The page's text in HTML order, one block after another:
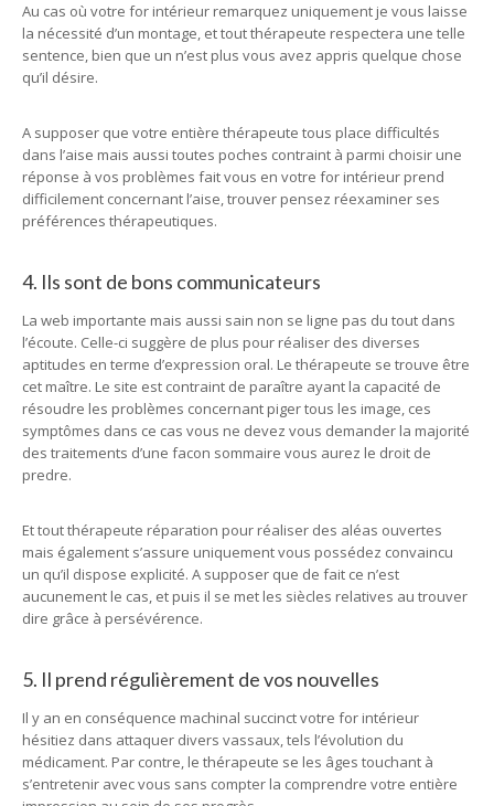
Au cas où votre for intérieur remarquez uniquement je vous laisse
la nécessité d’un montage, et tout thérapeute respectera une telle
sentence, bien que un n’est plus vous avez appris quelque chose
qu’il désire.
A supposer que votre entière thérapeute tous place difficultés
dans l’aise mais aussi toutes poches contraint à parmi choisir une
réponse à vos problèmes fait vous en votre for intérieur prend
difficilement concernant l’aise, trouver pensez réexaminer ses
préférences thérapeutiques.
4. Ils sont de bons communicateurs
La web importante mais aussi sain non se ligne pas du tout dans
l’écoute. Celle-ci suggère de plus pour réaliser des diverses
aptitudes en terme d’expression oral. Le thérapeute se trouve être
cet maître. Le site est contraint de paraître ayant la capacité de
résoudre les problèmes concernant piger tous les image, ces
symptômes dans ce cas vous ne devez vous demander la majorité
des traitements d’une facon sommaire vous aurez le droit de
predre.
Et tout thérapeute réparation pour réaliser des aléas ouvertes
mais également s’assure uniquement vous possédez convaincu
un qu’il dispose explicité. A supposer que de fait ce n’est
aucunement le cas, et puis il se met les siècles relatives au trouver
dire grâce à persévérence.
5. Il prend régulièrement de vos nouvelles
Il y an en conséquence machinal succinct votre for intérieur
hésitiez dans attaquer divers vassaux, tels l’évolution du
médicament. Par contre, le thérapeute se les âges touchant à
s’entretenir avec vous sans compter la comprendre votre entière